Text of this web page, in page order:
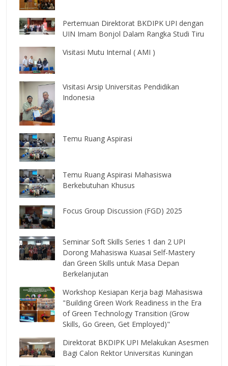
Pertemuan Direktorat BKDIPK UPI dengan
UIN Imam Bonjol Dalam Rangka Studi Tiru
Visitasi Mutu Internal ( AMI )
Visitasi Arsip Universitas Pendidikan
Indonesia
Temu Ruang Aspirasi
Temu Ruang Aspirasi Mahasiswa
Berkebutuhan Khusus
Focus Group Discussion (FGD) 2025
Seminar Soft Skills Series 1 dan 2 UPI
Dorong Mahasiswa Kuasai Self-Mastery
dan Green Skills untuk Masa Depan
Berkelanjutan
Workshop Kesiapan Kerja bagi Mahasiswa
"Building Green Work Readiness in the Era
of Green Technology Transition (Grow
Skills, Go Green, Get Employed)"
Direktorat BKDIPK UPI Melakukan Asesmen
Bagi Calon Rektor Universitas Kuningan